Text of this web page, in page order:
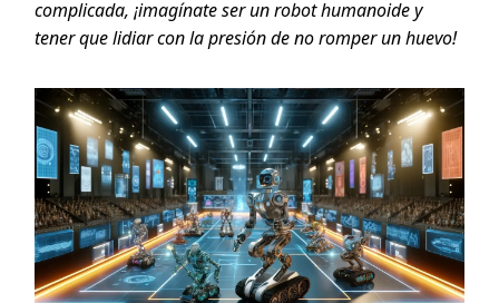
complicada, ¡imagínate ser un robot humanoide y
tener que lidiar con la presión de no romper un huevo!